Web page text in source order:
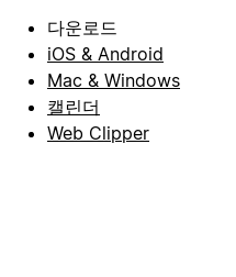
다운로드
iOS & Android
Mac & Windows
캘린더
Web Clipper